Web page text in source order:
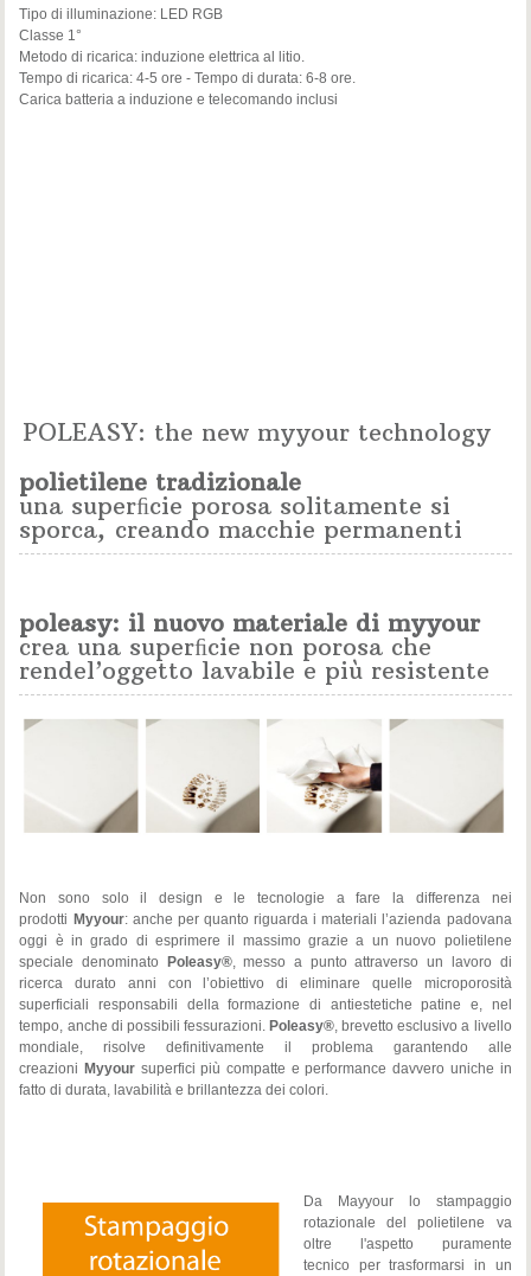
Tipo di illuminazione: LED RGB
Classe 1°
Metodo di ricarica: induzione elettrica al litio.
Tempo di ricarica: 4-5 ore - Tempo di durata: 6-8 ore.
Carica batteria a induzione e telecomando inclusi
POLEASY: the new myyour technology
polietilene tradizionale
una superﬁcie porosa solitamente si
sporca, creando macchie permanenti
poleasy: il nuovo materiale di myyour
crea una superﬁcie non porosa che
rendel’oggetto lavabile e più resistente
Non sono solo il design e le tecnologie a fare la differenza nei
prodotti Myyour: anche per quanto riguarda i materiali l’azienda padovana
oggi è in grado di esprimere il massimo grazie a un nuovo polietilene
speciale denominato Poleasy®, messo a punto attraverso un lavoro di
ricerca durato anni con l’obiettivo di eliminare quelle microporosità
superficiali responsabili della formazione di antiestetiche patine e, nel
tempo, anche di possibili fessurazioni. Poleasy®, brevetto esclusivo a livello
mondiale, risolve definitivamente il problema garantendo alle
creazioni Myyour superfici più compatte e performance davvero uniche in
fatto di durata, lavabilità e brillantezza dei colori.
Da Mayyour lo stampaggio
rotazionale del polietilene va
oltre l'aspetto puramente
tecnico per trasformarsi in un